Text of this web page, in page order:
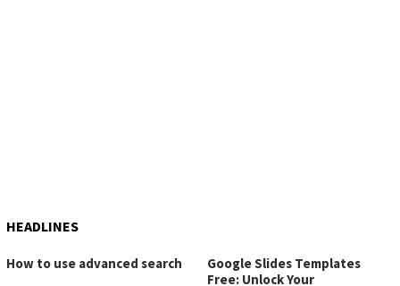
HEADLINES
How to use advanced search
Google Slides Templates
Free: Unlock Your